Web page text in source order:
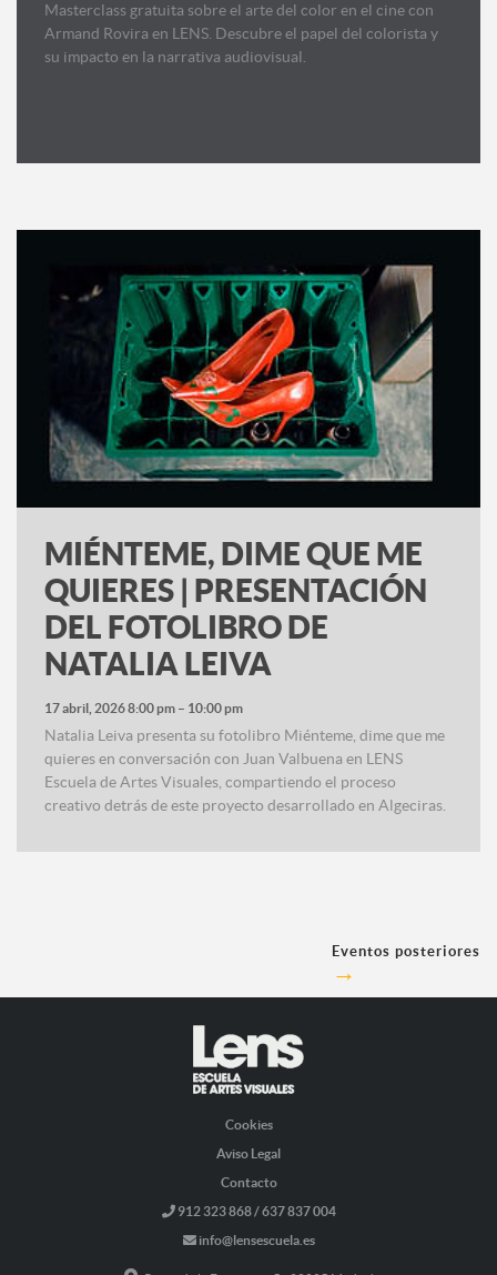
Masterclass gratuita sobre el arte del color en el cine con
Armand Rovira en LENS. Descubre el papel del colorista y
su impacto en la narrativa audiovisual.
MIÉNTEME, DIME QUE ME
QUIERES | PRESENTACIÓN
DEL FOTOLIBRO DE
NATALIA LEIVA
17 abril, 2026 8:00 pm – 10:00 pm
Natalia Leiva presenta su fotolibro Miénteme, dime que me
quieres en conversación con Juan Valbuena en LENS
Escuela de Artes Visuales, compartiendo el proceso
creativo detrás de este proyecto desarrollado en Algeciras.
Eventos posteriores
→
Cookies
Aviso Legal
Contacto
912 323 868 / 637 837 004
info@lensescuela.es